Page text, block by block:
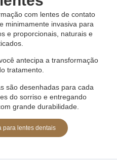
com lentes de contato
minimamente invasiva para
e proporcionais, naturais e
antecipa a transformação
tratamento.
são desenhadas para cada
do sorriso e entregando
grande durabilidade.
para lentes dentais